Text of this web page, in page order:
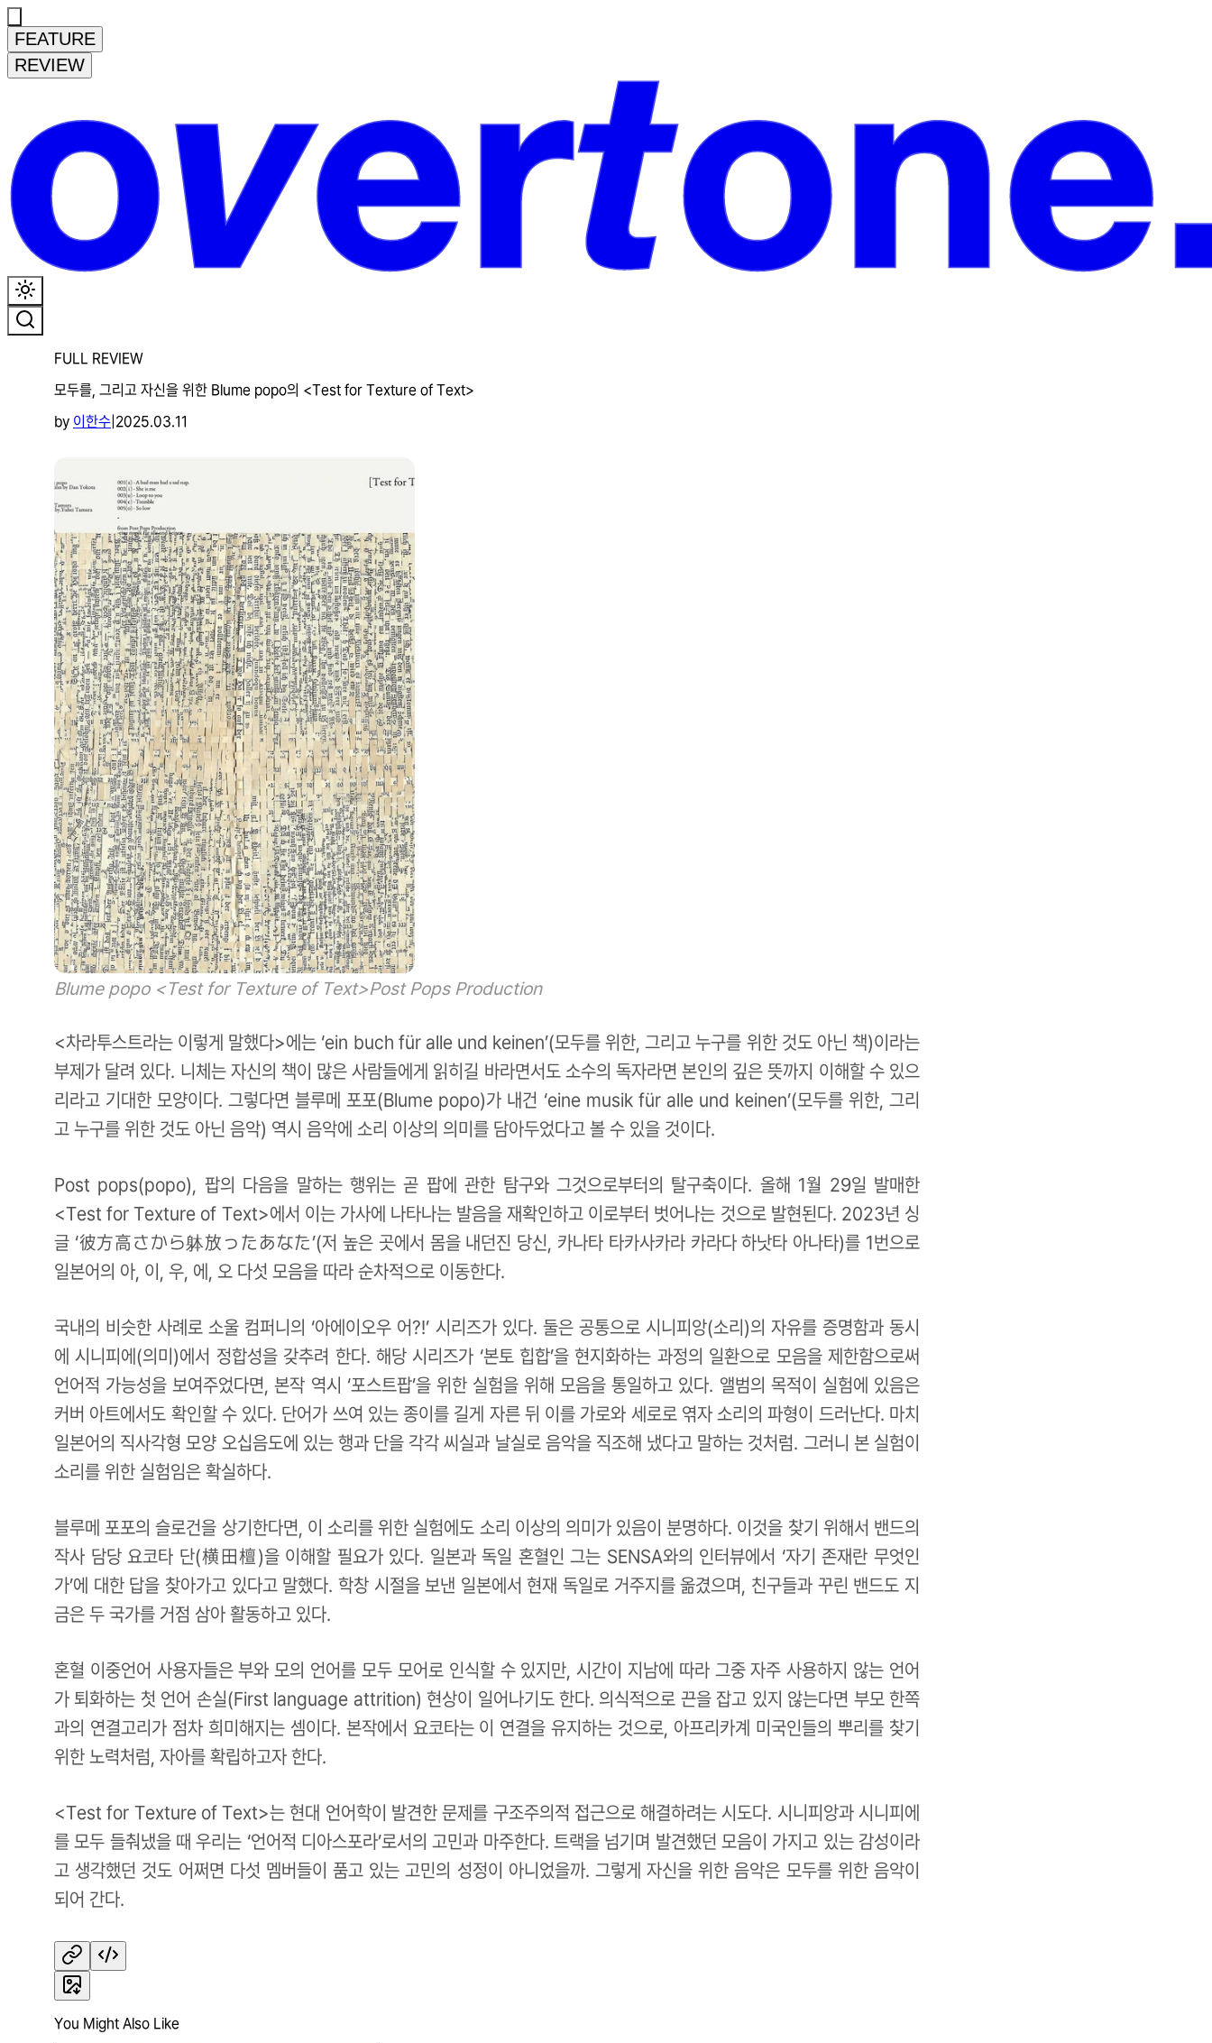
FEATURE
REVIEW
FULL REVIEW
모두를, 그리고 자신을 위한 Blume popo의 <Test for Texture of Text>
by 이한수 2025.03.11
Blume popo <Test for Texture of Text>Post Pops Production
<차라투스트라는 이렇게 말했다>에는 ‘ein buch für alle und keinen’(모두를 위한, 그리고 누구를 위한 것도 아닌 책)이라는
부제가 달려 있다. 니체는 자신의 책이 많은 사람들에게 읽히길 바라면서도 소수의 독자라면 본인의 깊은 뜻까지 이해할 수 있으
리라고 기대한 모양이다. 그렇다면 블루메 포포(Blume popo)가 내건 ‘eine musik für alle und keinen’(모두를 위한, 그리
고 누구를 위한 것도 아닌 음악) 역시 음악에 소리 이상의 의미를 담아두었다고 볼 수 있을 것이다.
Post pops(popo), 팝의 다음을 말하는 행위는 곧 팝에 관한 탐구와 그것으로부터의 탈구축이다. 올해 1월 29일 발매한
<Test for Texture of Text>에서 이는 가사에 나타나는 발음을 재확인하고 이로부터 벗어나는 것으로 발현된다. 2023년 싱
글 ‘彼方高さから躰放ったあなた’(저 높은 곳에서 몸을 내던진 당신, 카나타 타카사카라 카라다 하낫타 아나타)를 1번으로
일본어의 아, 이, 우, 에, 오 다섯 모음을 따라 순차적으로 이동한다.
국내의 비슷한 사례로 소울 컴퍼니의 ‘아에이오우 어?!’ 시리즈가 있다. 둘은 공통으로 시니피앙(소리)의 자유를 증명함과 동시
에 시니피에(의미)에서 정합성을 갖추려 한다. 해당 시리즈가 ‘본토 힙합’을 현지화하는 과정의 일환으로 모음을 제한함으로써
언어적 가능성을 보여주었다면, 본작 역시 ‘포스트팝’을 위한 실험을 위해 모음을 통일하고 있다. 앨범의 목적이 실험에 있음은
커버 아트에서도 확인할 수 있다. 단어가 쓰여 있는 종이를 길게 자른 뒤 이를 가로와 세로로 엮자 소리의 파형이 드러난다. 마치
일본어의 직사각형 모양 오십음도에 있는 행과 단을 각각 씨실과 날실로 음악을 직조해 냈다고 말하는 것처럼. 그러니 본 실험이
소리를 위한 실험임은 확실하다.
블루메 포포의 슬로건을 상기한다면, 이 소리를 위한 실험에도 소리 이상의 의미가 있음이 분명하다. 이것을 찾기 위해서 밴드의
작사 담당 요코타 단(横田檀)을 이해할 필요가 있다. 일본과 독일 혼혈인 그는 SENSA와의 인터뷰에서 ‘자기 존재란 무엇인
가’에 대한 답을 찾아가고 있다고 말했다. 학창 시절을 보낸 일본에서 현재 독일로 거주지를 옮겼으며, 친구들과 꾸린 밴드도 지
금은 두 국가를 거점 삼아 활동하고 있다.
혼혈 이중언어 사용자들은 부와 모의 언어를 모두 모어로 인식할 수 있지만, 시간이 지남에 따라 그중 자주 사용하지 않는 언어
가 퇴화하는 첫 언어 손실(First language attrition) 현상이 일어나기도 한다. 의식적으로 끈을 잡고 있지 않는다면 부모 한쪽
과의 연결고리가 점차 희미해지는 셈이다. 본작에서 요코타는 이 연결을 유지하는 것으로, 아프리카계 미국인들의 뿌리를 찾기
위한 노력처럼, 자아를 확립하고자 한다.
<Test for Texture of Text>는 현대 언어학이 발견한 문제를 구조주의적 접근으로 해결하려는 시도다. 시니피앙과 시니피에
를 모두 들춰냈을 때 우리는 ‘언어적 디아스포라’로서의 고민과 마주한다. 트랙을 넘기며 발견했던 모음이 가지고 있는 감성이라
고 생각했던 것도 어쩌면 다섯 멤버들이 품고 있는 고민의 성정이 아니었을까. 그렇게 자신을 위한 음악은 모두를 위한 음악이
되어 간다.
You Might Also Like